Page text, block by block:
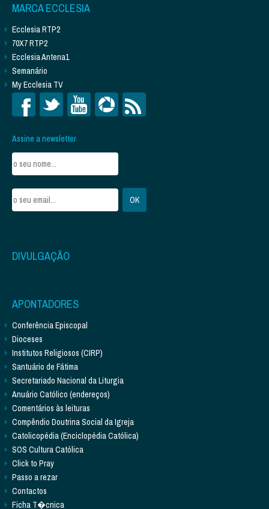
MARCA ECCLESIA
Ecclesia RTP2
70X7 RTP2
Ecclesia Antena1
Semanário
My Ecclesia TV
Assine a newsletter
DIVULGAÇÃO
APONTADORES
Conferência Episcopal
Dioceses
Institutos Religiosos (CIRP)
Santuário de Fátima
Secretariado Nacional da Liturgia
Anuário Católico (endereços)
Comentários às leituras
Compêndio Doutrina Social da Igreja
Catolicopédia (Enciclopédia Católica)
SOS Cultura Católica
Click to Pray
Passo a rezar
Contactos
Ficha T�cnica